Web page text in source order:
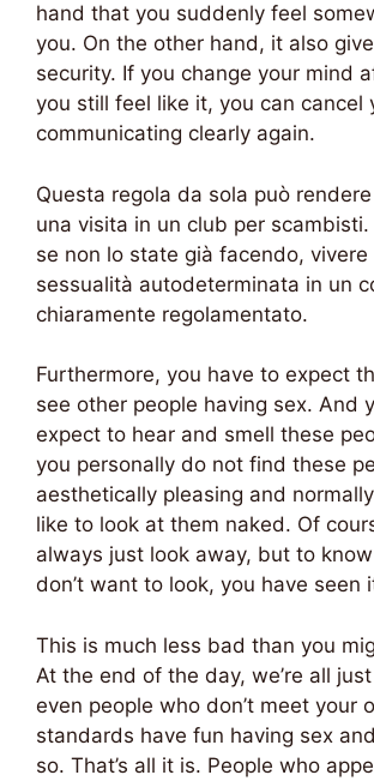
hand that you suddenly feel
you. On the other hand, it also
security. If you change your mind
you still feel like it, you can cancel
communicating clearly again.
Questa regola da sola può
una visita in un club per
se non lo state già facendo, vivere
sessualità autodeterminata in un
chiaramente regolamentato.
Furthermore, you have to expect
see other people having sex. And
expect to hear and smell these
you personally do not find these
aesthetically pleasing and
like to look at them naked. Of
always just look away, but to
don’t want to look, you have seen
This is much less bad than you
At the end of the day, we’re all
even people who don’t meet your
standards have fun having sex
so. That’s all it is. People who